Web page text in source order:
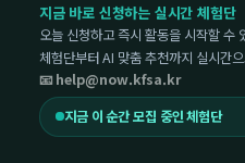
지금 바로 신청하는 실시간 체험단
오늘 신청하고 즉시 활동을 시작할 수
체험단부터 AI 맞춤 추천까지 실시간
📧 help@now.kfsa.kr
지금 이 순간 모집 중인 체험단